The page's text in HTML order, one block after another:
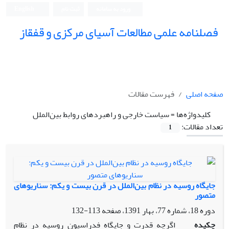
فصلنامه علمی مطالعات آسیای مرکزی و قفقاز
صفحه اصلی
فهرست مقالات
کلیدواژه‌ها =سیاست خارجی و راهبردهای روابط بین‌الملل
تعداد مقالات:
1
جایگاه روسیه در نظام بین‌الملل در قرن بیست و یکم: سناریوهای
متصور
دوره 18، شماره 77، بهار 1391، صفحه
113-132
چکیده
اگرچه قدرت و جایگاه فدراسیون روسیه در نظام